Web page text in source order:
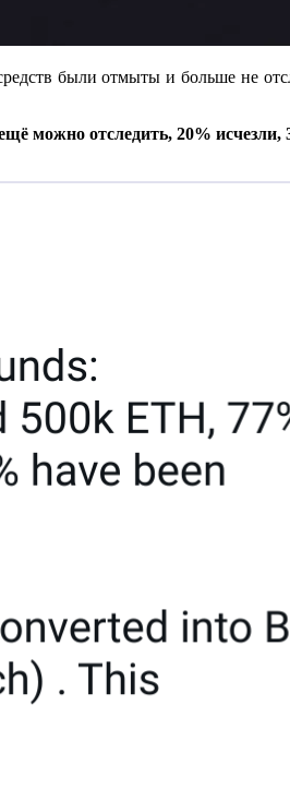
были отмыты и больше не
можно отследить, 20%